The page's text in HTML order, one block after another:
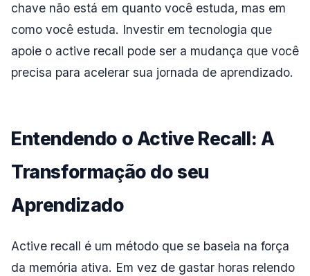
chave não está em quanto você estuda, mas em
como você estuda. Investir em tecnologia que
apoie o active recall pode ser a mudança que você
precisa para acelerar sua jornada de aprendizado.
Entendendo o Active Recall: A
Transformação do seu
Aprendizado
Active recall é um método que se baseia na força
da memória ativa. Em vez de gastar horas relendo